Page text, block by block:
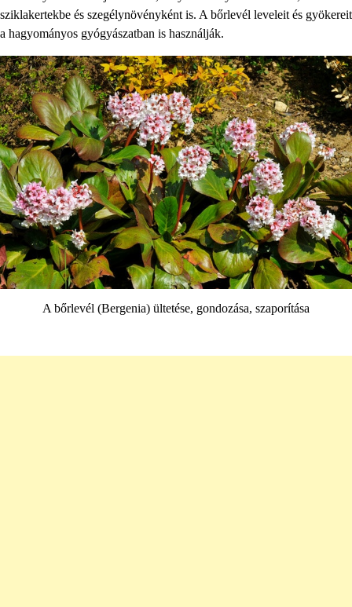
sziklakertekbe és szegélynövényként is. A bőrlevél leveleit és gyökereit
a hagyományos gyógyászatban is használják.
A bőrlevél (Bergenia) ültetése, gondozása, szaporítása